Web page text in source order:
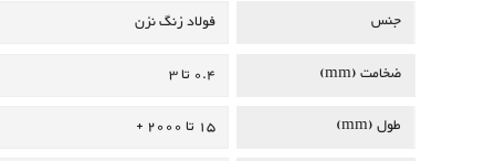
جنس
فولاد زنگ نزن
ضخامت (mm)
0.4 تا 3
طول (mm)
15 تا 2000 +